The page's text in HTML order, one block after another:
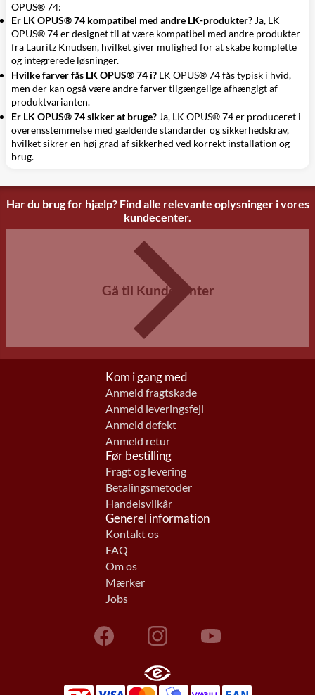
OPUS® 74:
Er LK OPUS® 74 kompatibel med andre LK-produkter? Ja, LK
OPUS® 74 er designet til at være kompatibel med andre produkter
fra Lauritz Knudsen, hvilket giver mulighed for at skabe komplette
og integrerede løsninger.
Hvilke farver fås LK OPUS® 74 i? LK OPUS® 74 fås typisk i hvid,
men der kan også være andre farver tilgængelige afhængigt af
produktvarianten.
Er LK OPUS® 74 sikker at bruge? Ja, LK OPUS® 74 er produceret i
overensstemmelse med gældende standarder og sikkerhedskrav,
hvilket sikrer en høj grad af sikkerhed ved korrekt installation og
brug.
Har du brug for hjælp? Find alle relevante oplysninger i vores
kundecenter.
Gå til Kundecenter
Kom i gang med
Anmeld fragtskade
Anmeld leveringsfejl
Anmeld defekt
Anmeld retur
Før bestilling
Fragt og levering
Betalingsmetoder
Handelsvilkår
Generel information
Kontakt os
FAQ
Om os
Mærker
Jobs